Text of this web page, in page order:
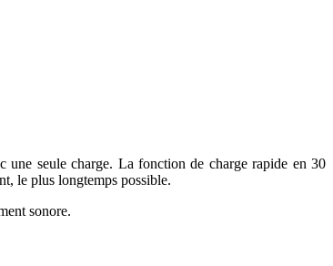
une seule charge. La fonction de charge rapide en 30
le plus longtemps possible.
sonore.